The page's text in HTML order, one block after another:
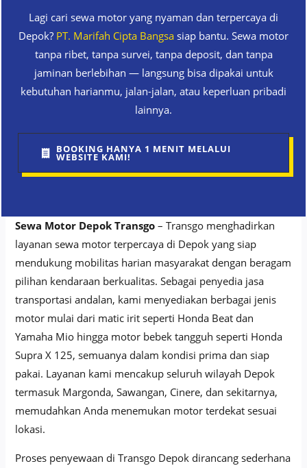
Lagi cari sewa motor yang nyaman dan terpercaya di
Depok? PT. Marifah Cipta Bangsa siap bantu. Sewa motor
tanpa ribet, tanpa survei, tanpa deposit, dan tanpa
jaminan berlebihan — langsung bisa dipakai untuk
kebutuhan harianmu, jalan-jalan, atau keperluan pribadi
lainnya.
BOOKING HANYA 1 MENIT MELALUI
WEBSITE KAMI!
Sewa Motor Depok Transgo – Transgo menghadirkan
layanan sewa motor terpercaya di Depok yang siap
mendukung mobilitas harian masyarakat dengan beragam
pilihan kendaraan berkualitas. Sebagai penyedia jasa
transportasi andalan, kami menyediakan berbagai jenis
motor mulai dari matic irit seperti Honda Beat dan
Yamaha Mio hingga motor bebek tangguh seperti Honda
Supra X 125, semuanya dalam kondisi prima dan siap
pakai. Layanan kami mencakup seluruh wilayah Depok
termasuk Margonda, Sawangan, Cinere, dan sekitarnya,
memudahkan Anda menemukan motor terdekat sesuai
lokasi.
Proses penyewaan di Transgo Depok dirancang sederhana